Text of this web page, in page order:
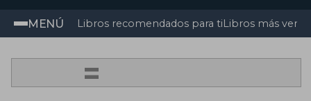
MENÚ Libros recomendados para tiLibros más
=